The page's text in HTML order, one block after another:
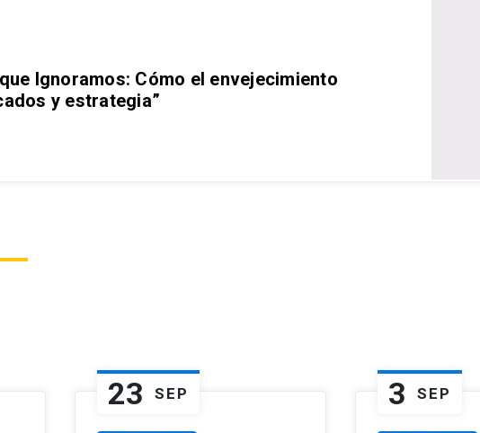
Ignoramos: Cómo el envejecimiento
y estrategia”
23 SEP 3 SEP